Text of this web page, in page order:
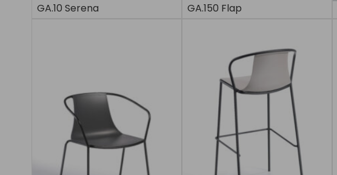
GA.10 Serena GA.150 Flap